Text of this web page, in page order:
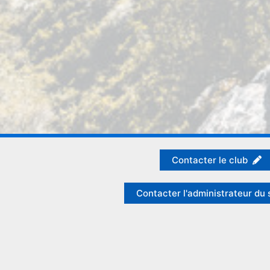
Contacter le club
Contacter l'administrateur du